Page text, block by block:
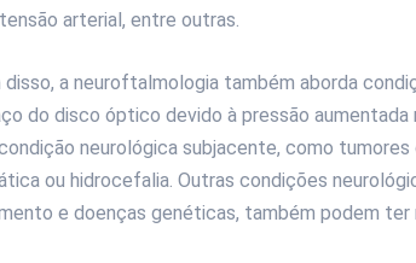
arterial, entre outras.
disso, a neuroftalmologia também aborda
do disco óptico devido à pressão
neurológica subjacente, como
ou hidrocefalia. Outras condições
e doenças genéticas, também podem